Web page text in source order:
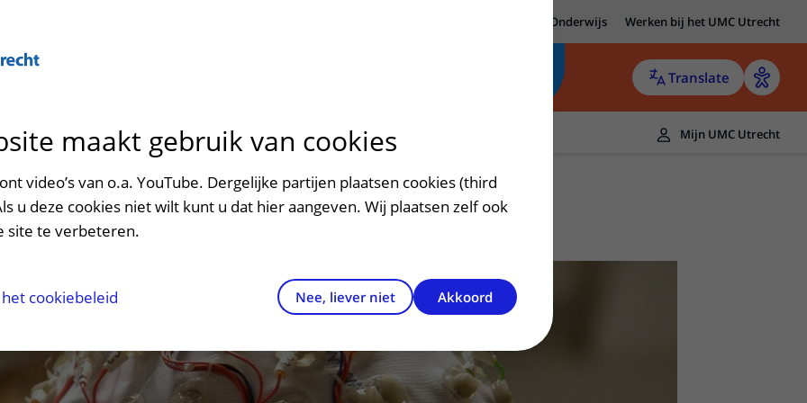
Onderwijs Werken bij het UMC Utrecht
Translate
patiëntportaal
het ziekenhuis
en voorzieningen
en veiligheid
Contact en route
Contactgegevens
Contact met polikliniek
Verwijzers
Teleconsult aanvragen
Zorgverlenersportaal
Mijn UMC Utrecht
maakt gebruik van cookies
video’s van o.a. YouTube. Dergelijke partijen plaatsen cookies (third
u deze cookies niet wilt kunt u dat hier aangeven. Wij plaatsen zelf ook
site te verbeteren.
cookiebeleid Nee, liever niet Akkoord